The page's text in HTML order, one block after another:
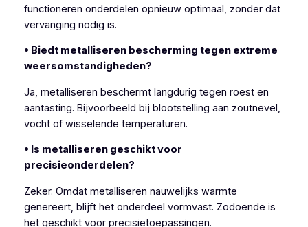
functioneren onderdelen opnieuw optimaal, zonder dat
vervanging nodig is.
• Biedt metalliseren bescherming tegen extreme
weersomstandigheden?
Ja, metalliseren beschermt langdurig tegen roest en
aantasting. Bijvoorbeeld bij blootstelling aan zoutnevel,
vocht of wisselende temperaturen.
• Is metalliseren geschikt voor
precisieonderdelen?
Zeker. Omdat metalliseren nauwelijks warmte
genereert, blijft het onderdeel vormvast. Zodoende is
het geschikt voor precisietoepassingen.